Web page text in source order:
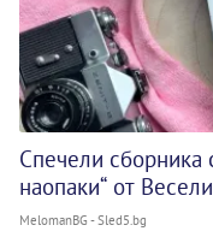
Спечели сборника
наопаки“ от
MelomanBG - Sled5.bg